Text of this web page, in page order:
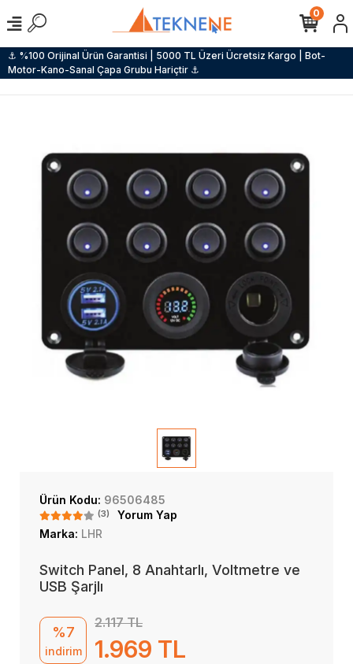
⚓ %100 Orijinal Ürün Garantisi | 5000 TL Üzeri Ücretsiz Kargo | Bot-
Motor-Kano-Sanal Çapa Grubu Hariçtir ⚓
0
Ürün Kodu: 96506485
(3)
Yorum Yap
Marka: LHR
Switch Panel, 8 Anahtarlı, Voltmetre ve
USB Şarjlı
%7
indirim
2.117 TL
1.969 TL